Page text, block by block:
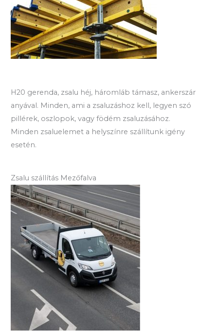
H20 gerenda, zsalu héj, háromláb támasz, ankerszár
anyával. Minden, ami a zsaluzáshoz kell, legyen szó
pillérek, oszlopok, vagy födém zsaluzásához.
Minden zsaluelemet a helyszínre szállítunk igény
esetén.
Zsalu szállítás Mezőfalva